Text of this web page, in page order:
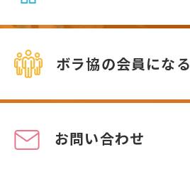
ボラ協の会員になる
お問い合わせ